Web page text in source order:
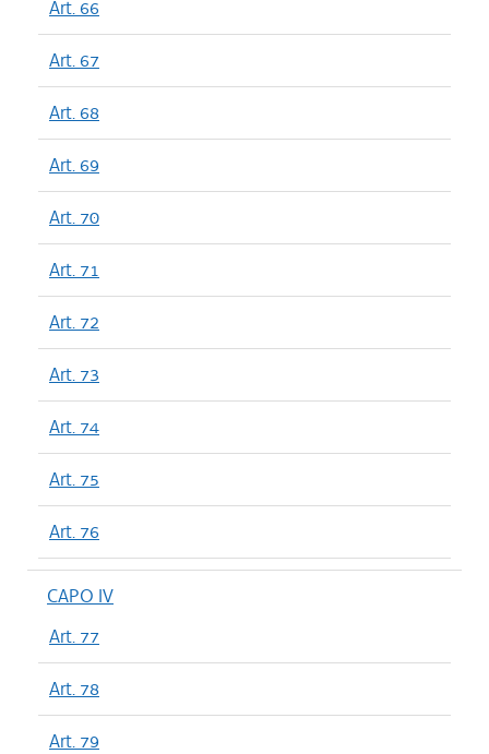
Art. 66
Art. 67
Art. 68
Art. 69
Art. 70
Art. 71
Art. 72
Art. 73
Art. 74
Art. 75
Art. 76
CAPO IV
Art. 77
Art. 78
Art. 79